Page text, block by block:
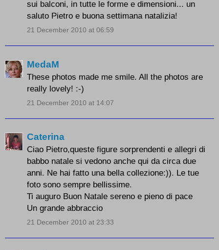
sui balconi, in tutte le forme e dimensioni... un
saluto Pietro e buona settimana natalizia!
21 December 2010 at 06:59
MedaM
These photos made me smile. All the photos are
really lovely! :-)
21 December 2010 at 14:07
Caterina
Ciao Pietro,queste figure sorprendenti e allegri di
babbo natale si vedono anche qui da circa due
anni. Ne hai fatto una bella collezione:)). Le tue
foto sono sempre bellissime.
Ti auguro Buon Natale sereno e pieno di pace
Un grande abbraccio
21 December 2010 at 23:33